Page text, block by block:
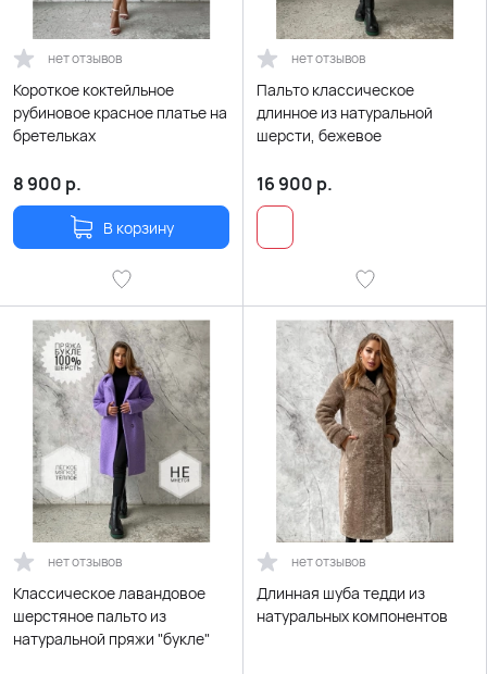
нет отзывов
Короткое коктейльное
рубиновое красное платье на
бретельках
8 900 р.
В корзину
нет отзывов
Пальто классическое
длинное из натуральной
шерсти, бежевое
16 900 р.
нет отзывов
Классическое лавандовое
шерстяное пальто из
натуральной пряжи "букле"
нет отзывов
Длинная шуба тедди из
натуральных компонентов